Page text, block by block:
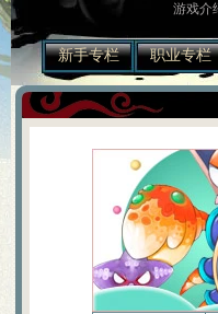
游戏介
新手专栏 职业专栏